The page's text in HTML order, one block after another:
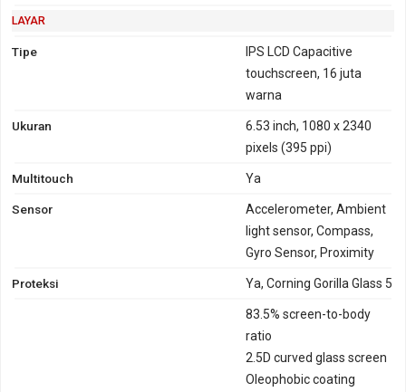
LAYAR
Tipe
IPS LCD Capacitive
touchscreen, 16 juta
warna
Ukuran
6.53 inch, 1080 x 2340
pixels (395 ppi)
Multitouch Ya
Sensor
Accelerometer, Ambient
light sensor, Compass,
Gyro Sensor, Proximity
Proteksi Ya, Corning Gorilla Glass 5
83.5% screen-to-body
ratio
2.5D curved glass screen
Oleophobic coating